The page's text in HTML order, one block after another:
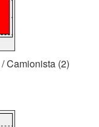
Camionista (2)